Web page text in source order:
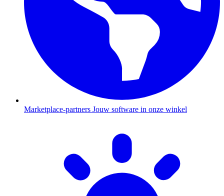
Marketplace-partners Jouw software in onze winkel